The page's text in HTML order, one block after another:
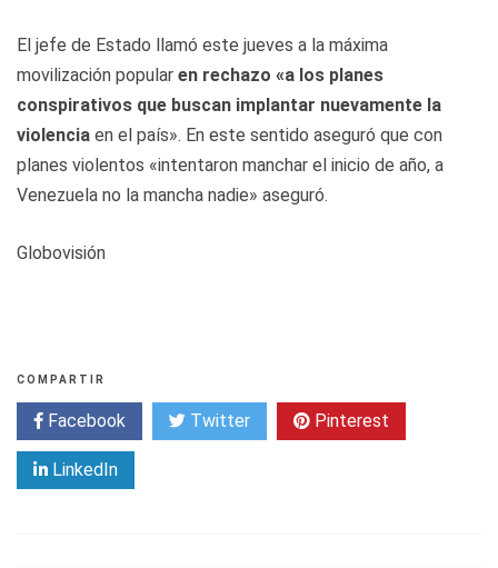
El jefe de Estado llamó este jueves a la máxima
movilización popular en rechazo «a los planes
conspirativos que buscan implantar nuevamente la
violencia en el país». En este sentido aseguró que con
planes violentos «intentaron manchar el inicio de año, a
Venezuela no la mancha nadie» aseguró.
Globovisión
COMPARTIR
Facebook Twitter Pinterest
LinkedIn